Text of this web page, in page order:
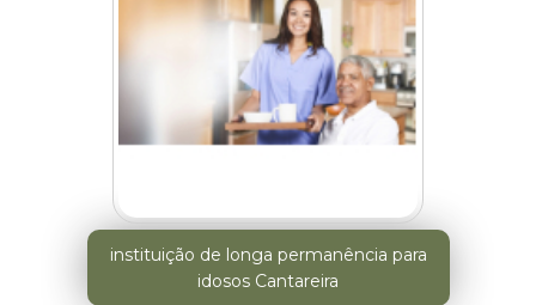
instituição de longa permanência para
idosos Cantareira